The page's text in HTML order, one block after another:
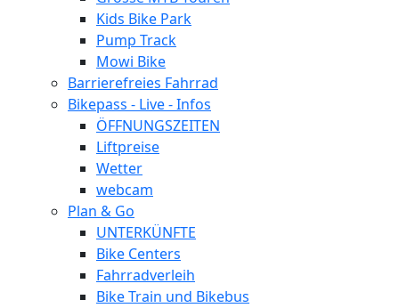
Kids Bike Park
Pump Track
Mowi Bike
Barrierefreies Fahrrad
Bikepass - Live - Infos
ÖFFNUNGSZEITEN
Liftpreise
Wetter
webcam
Plan & Go
UNTERKÜNFTE
Bike Centers
Fahrradverleih
Bike Train und Bikebus